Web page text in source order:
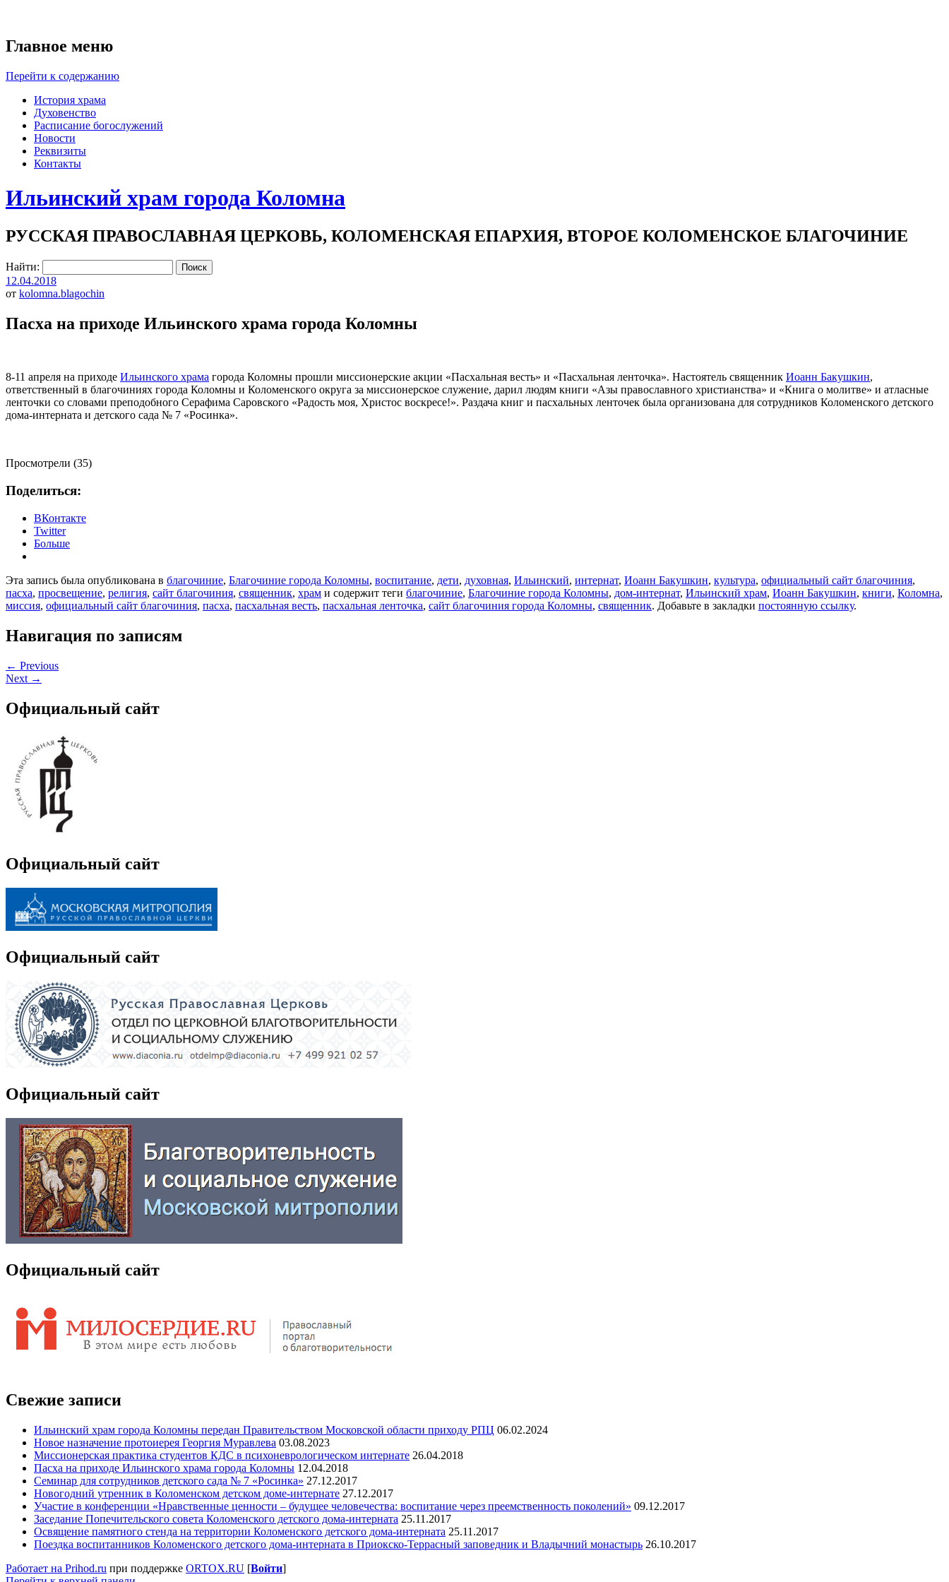
Главное меню
Перейти к содержанию
История храма
Духовенство
Расписание богослужений
Новости
Реквизиты
Контакты
Ильинский храм города Коломна
РУССКАЯ ПРАВОСЛАВНАЯ ЦЕРКОВЬ, КОЛОМЕНСКАЯ ЕПАРХИЯ, ВТОРОЕ КОЛОМЕНСКОЕ БЛАГОЧИНИЕ
Найти:
12.04.2018
от kolomna.blagochin
Пасха на приходе Ильинского храма города Коломны
8-11 апреля на приходе Ильинского храма города Коломны прошли миссионерские акции «Пасхальная весть» и «Пасхальная ленточка». Настоятель священник Иоанн Бакушкин,
ответственный в благочиниях города Коломны и Коломенского округа за миссионерское служение, дарил людям книги «Азы православного христианства» и «Книга о молитве» и атласные
ленточки со словами преподобного Серафима Саровского «Радость моя, Христос воскресе!». Раздача книг и пасхальных ленточек была организована для сотрудников Коломенского детского
дома-интерната и детского сада № 7 «Росинка».
Просмотрели (35)
Поделиться:
ВКонтакте
Twitter
Больше
Эта запись была опубликована в благочиние, Благочиние города Коломны, воспитание, дети, духовная, Ильинский, интернат, Иоанн Бакушкин, культура, официальный сайт благочиния,
пасха, просвещение, религия, сайт благочиния, священник, храм и содержит теги благочиние, Благочиние города Коломны, дом-интернат, Ильинский храм, Иоанн Бакушкин, книги, Коломна,
миссия, официальный сайт благочиния, пасха, пасхальная весть, пасхальная ленточка, сайт благочиния города Коломны, священник. Добавьте в закладки постоянную ссылку.
Навигация по записям
← Previous
Next →
Официальный сайт
Официальный сайт
Официальный сайт
Официальный сайт
Официальный сайт
Свежие записи
Ильинский храм города Коломны передан Правительством Московской области приходу РПЦ 06.02.2024
Новое назначение протоиерея Георгия Муравлева 03.08.2023
Миссионерская практика студентов КДС в психоневрологическом интернате 26.04.2018
Пасха на приходе Ильинского храма города Коломны 12.04.2018
Семинар для сотрудников детского сада № 7 «Росинка» 27.12.2017
Новогодний утренник в Коломенском детском доме-интернате 27.12.2017
Участие в конференции «Нравственные ценности – будущее человечества: воспитание через преемственность поколений» 09.12.2017
Заседание Попечительского совета Коломенского детского дома-интерната 25.11.2017
Освящение памятного стенда на территории Коломенского детского дома-интерната 25.11.2017
Поездка воспитанников Коломенского детского дома-интерната в Приокско-Террасный заповедник и Владычний монастырь 26.10.2017
Работает на Prihod.ru при поддержке ORTOX.RU [Войти]